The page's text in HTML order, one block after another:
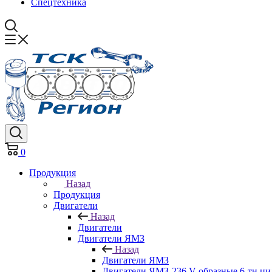
Спецтехника
0
Продукция
Назад
Продукция
Двигатели
Назад
Двигатели
Двигатели ЯМЗ
Назад
Двигатели ЯМЗ